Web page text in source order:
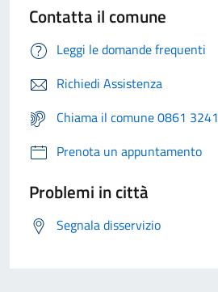
Contatta il comune
Leggi le domande frequenti
Richiedi Assistenza
Chiama il comune 0861 3241
Prenota un appuntamento
Problemi in città
Segnala disservizio